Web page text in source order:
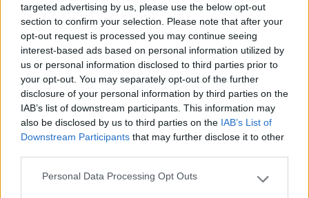
targeted advertising by us, please use the below opt-out
section to confirm your selection. Please note that after your
opt-out request is processed you may continue seeing
interest-based ads based on personal information utilized by
us or personal information disclosed to third parties prior to
your opt-out. You may separately opt-out of the further
disclosure of your personal information by third parties on the
IAB’s list of downstream participants. This information may
also be disclosed by us to third parties on the IAB’s List of
Downstream Participants that may further disclose it to other
Please note that this website/app uses one or more Google
Personal Data Processing Opt Outs
La Foce
4 2
Servizi / Posizione
Valledoria (SS) - 82.8km
Via Ampurias, 110